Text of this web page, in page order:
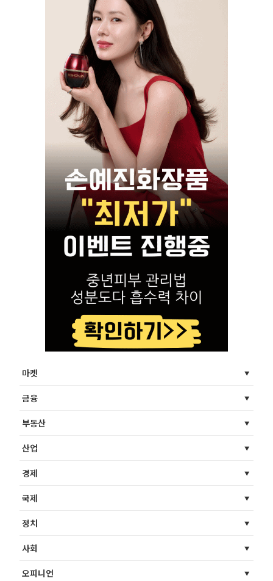
마켓
금융
부동산
산업
경제
국제
정치
사회
오피니언